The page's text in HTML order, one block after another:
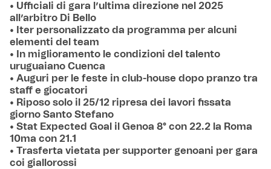
• Ufficiali di gara l’ultima direzione nel 2025
all’arbitro Di Bello
• Iter personalizzato da programma per alcuni
elementi del team
• In miglioramento le condizioni del talento
uruguaiano Cuenca
• Auguri per le feste in club-house dopo pranzo tra
staff e giocatori
• Riposo solo il 25/12 ripresa dei lavori fissata
giorno Santo Stefano
• Stat Expected Goal il Genoa 8° con 22.2 la Roma
10ma con 21.1
• Trasferta vietata per supporter genoani per gara
coi giallorossi